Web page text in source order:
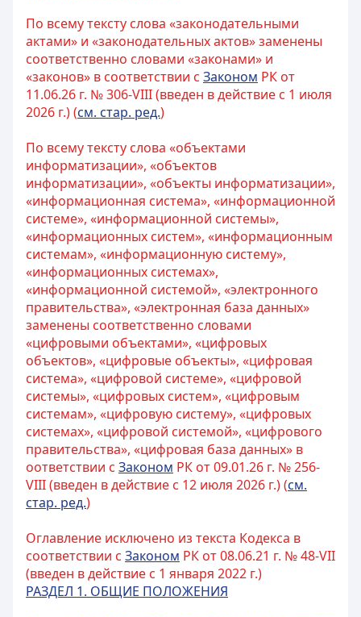
По всему тексту слова «законодательными
актами» и «законодательных актов» заменены
соответственно словами «законами» и
«законов» в соответствии с Законом РК от
11.06.26 г. № 306-VIII (введен в действие с 1 июля
2026 г.) (см. стар. ред.)
По всему тексту слова «объектами
информатизации», «объектов
информатизации», «объекты информатизации»,
«информационная система», «информационной
системе», «информационной системы»,
«информационных систем», «информационным
системам», «информационную систему»,
«информационных системах»,
«информационной системой», «электронного
правительства», «электронная база данных»
заменены соответственно словами
«цифровыми объектами», «цифровых
объектов», «цифровые объекты», «цифровая
система», «цифровой системе», «цифровой
системы», «цифровых систем», «цифровым
системам», «цифровую систему», «цифровых
системах», «цифровой системой», «цифрового
правительства», «цифровая база данных» в
оответствии с Законом РК от 09.01.26 г. № 256-
VIII (введен в действие с 12 июля 2026 г.) (см.
стар. ред.)
Оглавление исключено из текста Кодекса в
соответствии с Законом РК от 08.06.21 г. № 48-VII
(введен в действие с 1 января 2022 г.)
РАЗДЕЛ 1. ОБЩИЕ ПОЛОЖЕНИЯ